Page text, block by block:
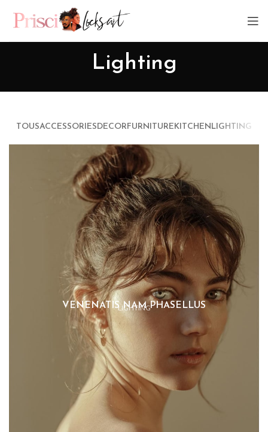
Lighting
TOUSACCESSORIESDECORFURNITUREKITCHENLIGHTING
LIGHTING
VENENATIS NAM PHASELLUS